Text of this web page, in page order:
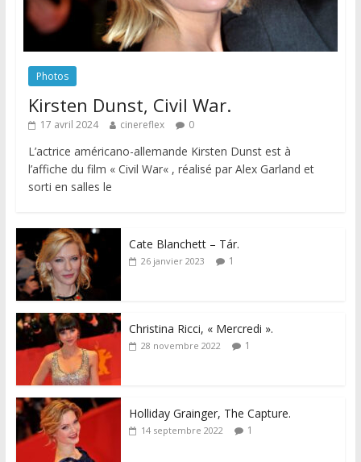
Photos
Kirsten Dunst, Civil War.
17 avril 2024 cinereflex 0
L’actrice américano-allemande Kirsten Dunst est à
l’affiche du film « Civil War« , réalisé par Alex Garland et
sorti en salles le
Cate Blanchett – Tár.
26 janvier 2023 1
Christina Ricci, « Mercredi ».
28 novembre 2022 1
Holliday Grainger, The Capture.
14 septembre 2022 1